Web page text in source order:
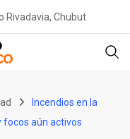
Rivadavia, Chubut
Incendios en la
focos aún activos